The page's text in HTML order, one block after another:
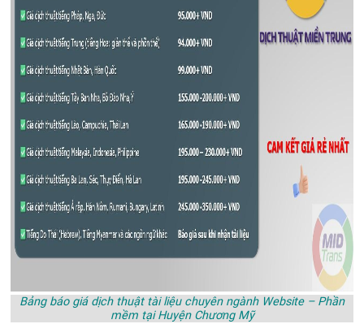
Bảng báo giá dịch thuật tài liệu chuyên ngành Website – Phần
mềm tại Huyện Chương Mỹ